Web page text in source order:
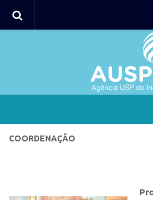
Agência
Polos
COORDENAÇÃO